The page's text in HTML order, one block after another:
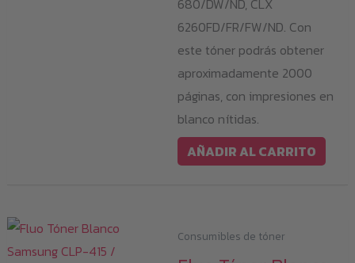
680/DW/ND, CLX
6260FD/FR/FW/ND. Con
este tóner podrás obtener
aproximadamente 2000
páginas, con impresiones en
blanco nítidas.
AÑADIR AL CARRITO
Consumibles de tóner